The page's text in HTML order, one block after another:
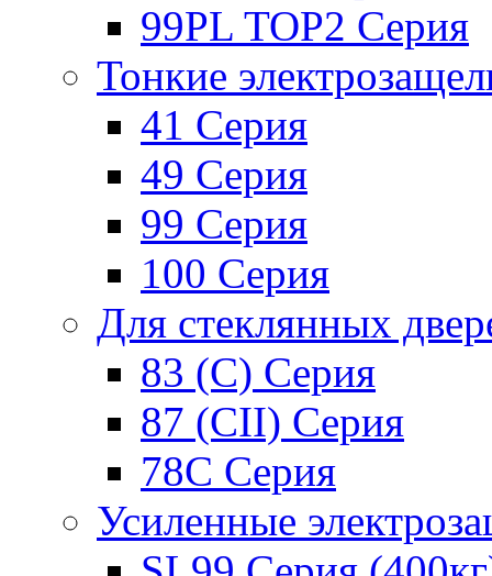
99PL TOP2 Серия
Тонкие
41 Серия
49 Серия
99 Серия
100 Серия
Для стеклянных
83 (C) Серия
87 (CII) Серия
78С Серия
Усиленные